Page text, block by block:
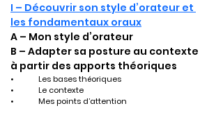
I – Découvrir son style d’orateur et
les fondamentaux oraux
A – Mon style d’orateur
B – Adapter sa posture au contexte
à partir des apports théoriques
•	Les bases théoriques
•	Le contexte
•	Mes points d’attention